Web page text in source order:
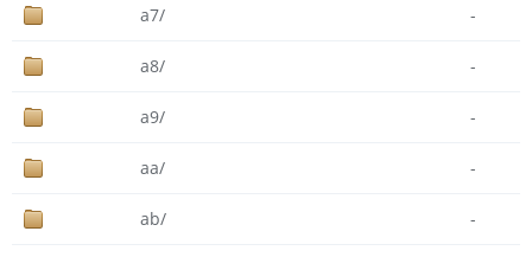
a7/ -
a8/ -
a9/ -
aa/ -
ab/ -